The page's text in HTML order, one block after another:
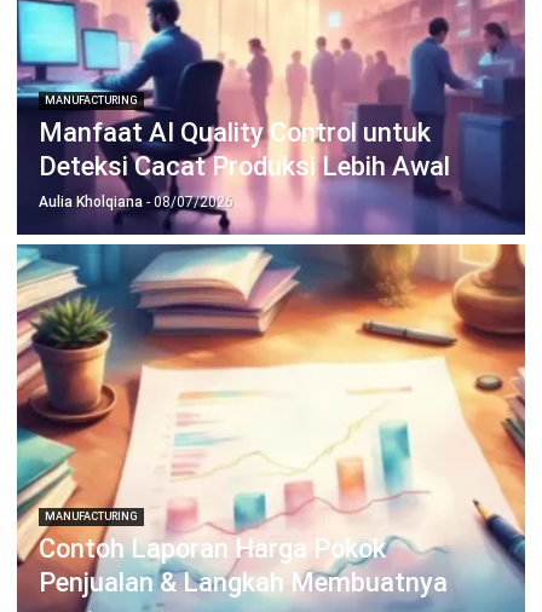
INDUSTRI
Manufacturing
Wholesale
Retail
Construction
Engineering
Mining
FnB
Central Kitchen
© BusinessTech by Hashmicro
HomeIndustriProdukTentang KamiHubungi Kami